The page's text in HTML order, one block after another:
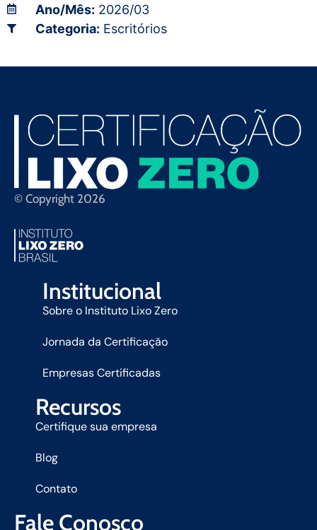
Ano/Mês: 2026/03
Categoria: Escritórios
© Copyright 2026
Institucional
Sobre o Instituto Lixo Zero
Jornada da Certificação
Empresas Certificadas
Recursos
Certifique sua empresa
Blog
Contato
Fale Conosco